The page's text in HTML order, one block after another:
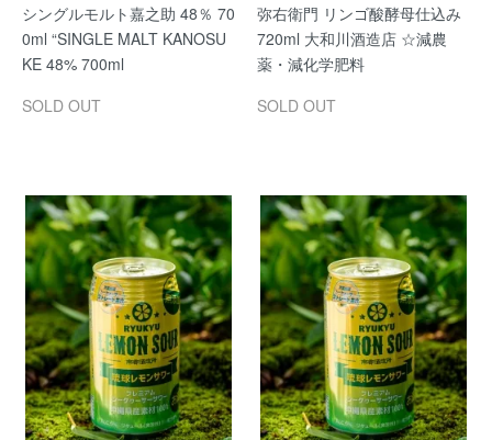
シングルモルト嘉之助 48％ 70
0ml “SINGLE MALT KANOSU
KE 48% 700ml
SOLD OUT
弥右衛門 リンゴ酸酵母仕込み
720ml 大和川酒造店 ☆減農
薬・減化学肥料
SOLD OUT